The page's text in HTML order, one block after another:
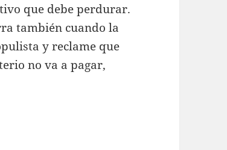
que debe perdurar.
también cuando la
y reclame que
no va a pagar,